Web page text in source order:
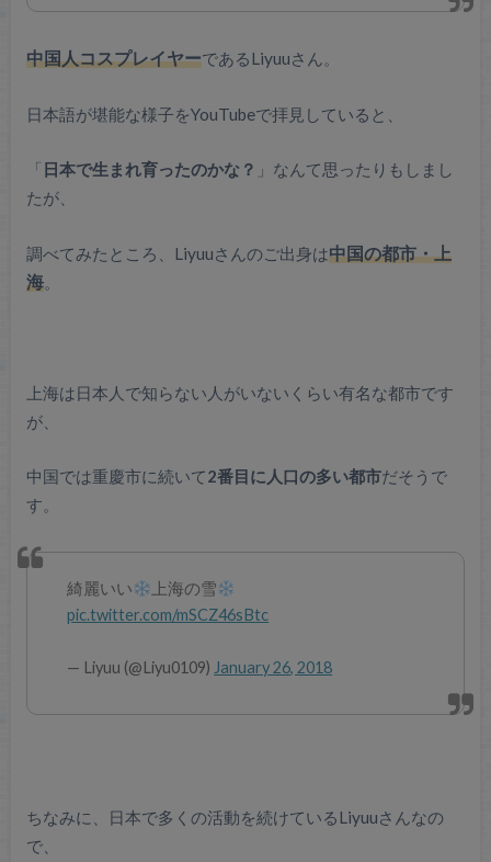
中国人コスプレイヤーであるLiyuuさん。
日本語が堪能な様子をYouTubeで拝見していると、
「 日本で生まれ育ったのかな？ 」なんて思ったりもしまし
たが、
調べてみたところ、Liyuuさんのご出身は中国の都市・上
海。
上海は日本人で知らない人がいないくらい有名な都市です
が、
中国では重慶市に続いて2番目に人口の多い都市だそうで
す。
綺麗いい
上海の雪
pic.twitter.com/mSCZ46sBtc
— Liyuu (@Liyu0109) January 26, 2018
ちなみに、日本で多くの活動を続けているLiyuuさんなの
で、